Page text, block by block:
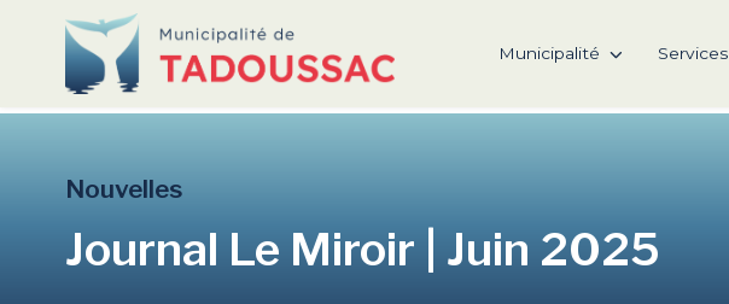
Municipalité Services
Nouvelles
Journal Le Miroir | Juin 2025